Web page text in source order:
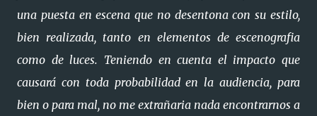
una puesta en escena que no desentona con su estilo,
bien realizada, tanto en elementos de escenografia
como de luces. Teniendo en cuenta el impacto que
causará con toda probabilidad en la audiencia, para
bien o para mal, no me extrañaria nada encontrarnos a